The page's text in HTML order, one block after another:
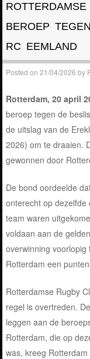
BEROEP
RC EEMLAND
Posted on21/04/2026 by
Rotterdam, 20 april
beroep tegen de
de uitslag van de
2026) om te draaien.
gewonnen door
De bond oordeelde
onterecht op
team waren
voldaan aan de
overwinning
Rotterdam een
Rotterdamse Rugby
regel is overtreden.
leggen aan de
Rotterdam, die op
was, kreeg